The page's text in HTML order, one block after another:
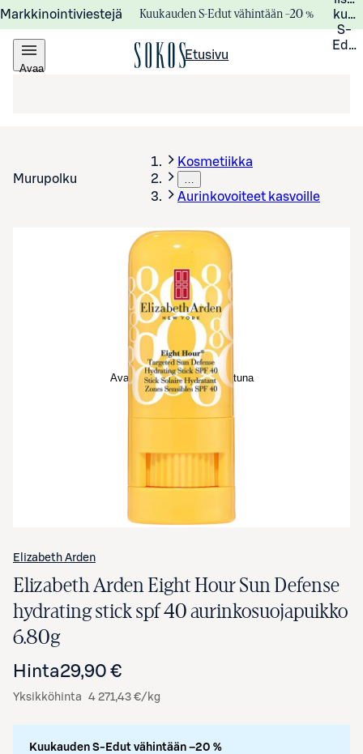
Markkinointiviestejä Kuukauden S-Edut vähintään –20 %
S-
Avaa
Etusivu
Murupolku
Kosmetiikka
…
Aurinkovoiteet kasvoille
Avaa tuotekuva suurennettuna
Elizabeth Arden
Elizabeth Arden Eight Hour Sun Defense
hydrating stick spf 40 aurinkosuojapuikko
6.80g
Hinta29,90 €
Yksikköhinta 4 271,43 €/kg
Kuukauden S-Edut vähintään –20 %